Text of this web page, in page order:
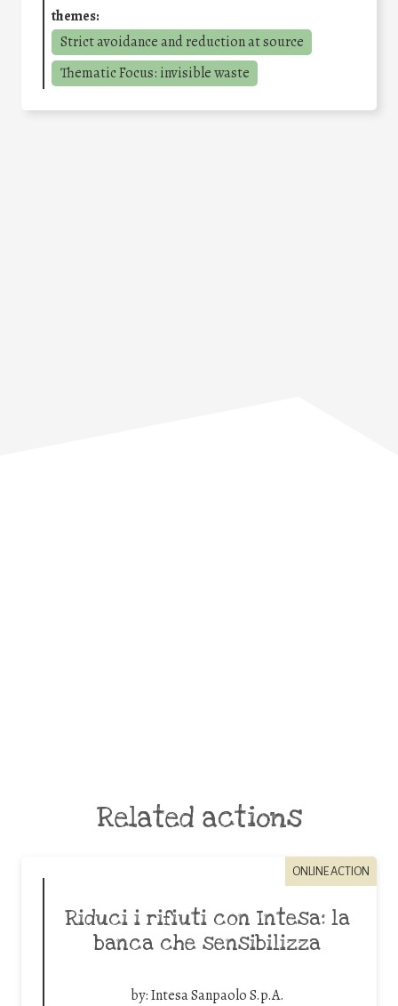
themes:
Strict avoidance and reduction at source
Thematic Focus: invisible waste
Related actions
ONLINE ACTION
Riduci i rifiuti con Intesa: la
banca che sensibilizza
by:Intesa Sanpaolo S.p.A.